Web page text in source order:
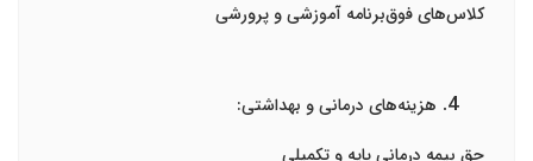
کلاس‌های فوق‌برنامه آموزشی و پرورشی
هزینه‌های درمانی و بهداشتی:
حق بیمه درمانی پایه و تکمیلی